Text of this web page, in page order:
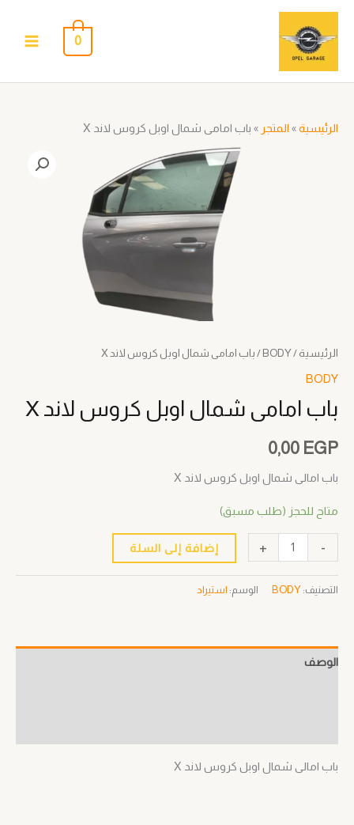
تخطي
المحتوى
0
الرئيسية» المتجر » باب امامى شمال اوبل كروس لاند X
الرئيسية /
BODY / باب امامى شمال اوبل كروس لاند X
BODY
باب امامى شمال اوبل كروس لاند X
0,00 EGP
باب امالى شمال اوبل كروس لاند X
متاح للحجز (طلب مسبق)
-
+ إضافة إلى السلة
التصنيف: BODY الوسم: استيراد
الوصف
باب امالى شمال اوبل كروس لاند X